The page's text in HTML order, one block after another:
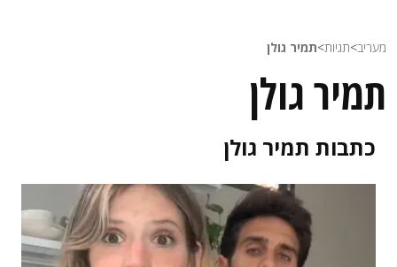
מעריב>תגיות>תמיר גולן
תמיר גולן
כתבות תמיר גולן